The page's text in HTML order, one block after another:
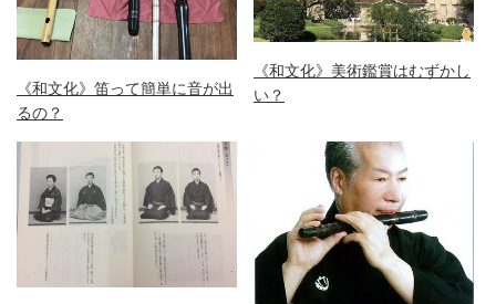
《和文化》笛って簡単に音が出
るの？
《和文化》美術鑑賞はむずかし
い？